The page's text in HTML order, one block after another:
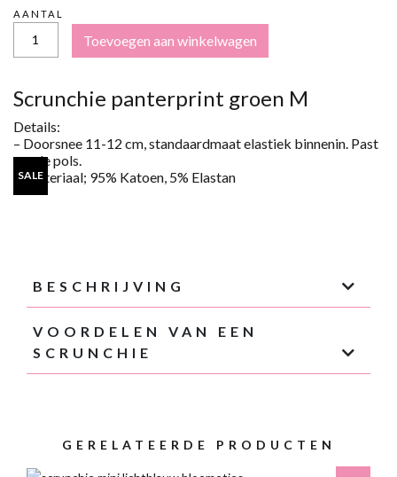
SALE
AANTAL
-
GROEN
Toevoegen aan winkelwagen
Scrunchie panterprint groen M
Details:
– Doorsnee 11-12 cm, standaardmaat elastiek binnenin. Past
om de pols.
– Materiaal; 95% Katoen, 5% Elastan
BESCHRIJVING
VOORDELEN VAN EEN
SCRUNCHIE
GERELATEERDE PRODUCTEN